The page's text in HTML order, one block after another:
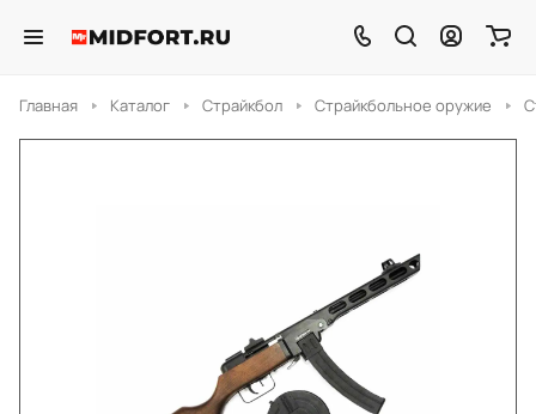
Главная Каталог Страйкбол Страйкбольное оружие